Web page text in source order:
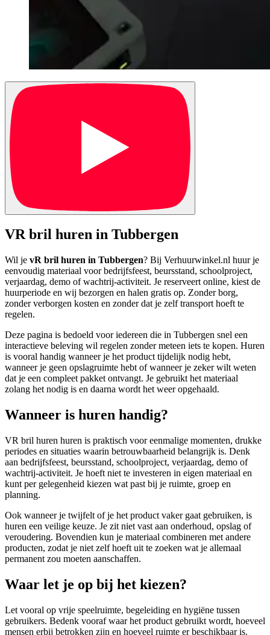
VR bril huren in Tubbergen
Wil je vR bril huren in Tubbergen? Bij Verhuurwinkel.nl huur je
eenvoudig materiaal voor bedrijfsfeest, beursstand, schoolproject,
verjaardag, demo of wachtrij-activiteit. Je reserveert online, kiest de
huurperiode en wij bezorgen en halen gratis op. Zonder borg,
zonder verborgen kosten en zonder dat je zelf transport hoeft te
regelen.
Deze pagina is bedoeld voor iedereen die in Tubbergen snel een
interactieve beleving wil regelen zonder meteen iets te kopen. Huren
is vooral handig wanneer je het product tijdelijk nodig hebt,
wanneer je geen opslagruimte hebt of wanneer je zeker wilt weten
dat je een compleet pakket ontvangt. Je gebruikt het materiaal
zolang het nodig is en daarna wordt het weer opgehaald.
Wanneer is huren handig?
VR bril huren huren is praktisch voor eenmalige momenten, drukke
periodes en situaties waarin betrouwbaarheid belangrijk is. Denk
aan bedrijfsfeest, beursstand, schoolproject, verjaardag, demo of
wachtrij-activiteit. Je hoeft niet te investeren in eigen materiaal en
kunt per gelegenheid kiezen wat past bij je ruimte, groep en
planning.
Ook wanneer je twijfelt of je het product vaker gaat gebruiken, is
huren een veilige keuze. Je zit niet vast aan onderhoud, opslag of
veroudering. Bovendien kun je materiaal combineren met andere
producten, zodat je niet zelf hoeft uit te zoeken wat je allemaal
permanent zou moeten aanschaffen.
Waar let je op bij het kiezen?
Let vooral op vrije speelruimte, begeleiding en hygiëne tussen
gebruikers. Bedenk vooraf waar het product gebruikt wordt, hoeveel
mensen erbij betrokken zijn en hoeveel ruimte er beschikbaar is.